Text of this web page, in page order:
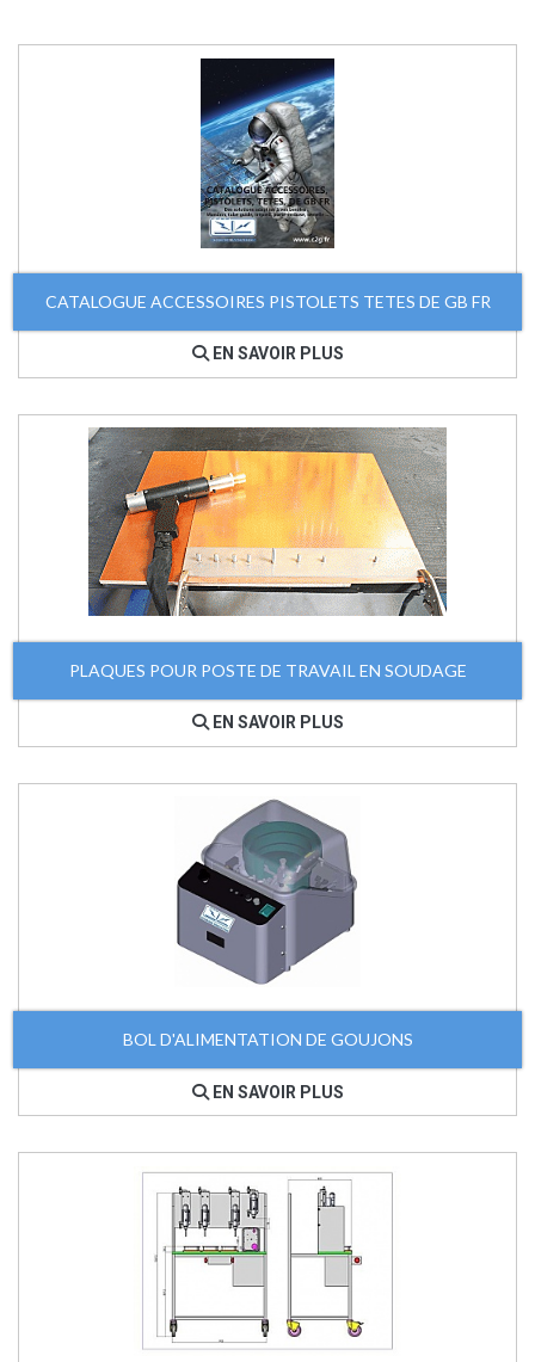
CATALOGUE ACCESSOIRES PISTOLETS TETES DE GB FR
EN SAVOIR PLUS
PLAQUES POUR POSTE DE TRAVAIL EN SOUDAGE
EN SAVOIR PLUS
BOL D'ALIMENTATION DE GOUJONS
EN SAVOIR PLUS